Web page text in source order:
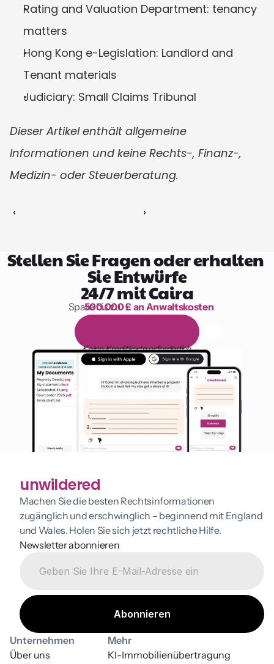
Rating and Valuation Department: tenancy
matters
Hong Kong e-Legislation: Landlord and
Tenant materials
Judiciary: Small Claims Tribunal
Dieser Artikel enthält allgemeine
Informationen und keine Rechts-, Finanz-,
Medizin- oder Steuerberatung.
‹ ›
Stellen Sie Fragen oder erhalten
Sie Entwürfe
24/7 mit Caira
1.000 Stunden Lesen
Spare bis zu
500.000 £ an Anwaltskosten
äg on
Keine Kreditkarte erforderlich
unwildered
Machen Sie die besten Rechtsinformationen
zugänglich und erschwinglich – beginnend mit England
und Wales. Holen Sie sich jetzt rechtliche Hilfe.
Newsletter abonnieren
Unternehmen
Über uns
Mehr
KI-Immobilienübertragung